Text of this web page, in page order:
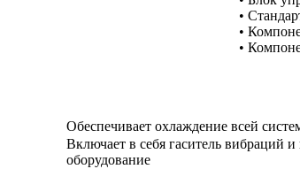
•
•
•
Обеспечивает охлаждение всей
Включает в себя гаситель вибраций
оборудование